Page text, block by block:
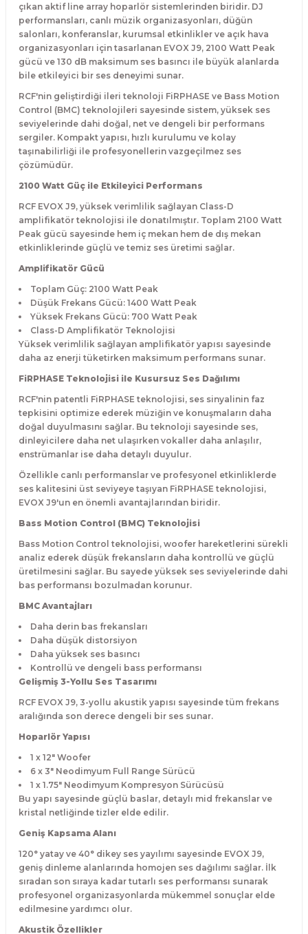
çıkan aktif line array hoparlör sistemlerinden biridir. DJ
performansları, canlı müzik organizasyonları, düğün
salonları, konferanslar, kurumsal etkinlikler ve açık hava
organizasyonları için tasarlanan EVOX J9, 2100 Watt Peak
gücü ve 130 dB maksimum ses basıncı ile büyük alanlarda
bile etkileyici bir ses deneyimi sunar.
RCF'nin geliştirdiği ileri teknoloji FiRPHASE ve Bass Motion
Control (BMC) teknolojileri sayesinde sistem, yüksek ses
seviyelerinde dahi doğal, net ve dengeli bir performans
sergiler. Kompakt yapısı, hızlı kurulumu ve kolay
taşınabilirliği ile profesyonellerin vazgeçilmez ses
çözümüdür.
2100 Watt Güç ile Etkileyici Performans
RCF EVOX J9, yüksek verimlilik sağlayan Class-D
amplifikatör teknolojisi ile donatılmıştır. Toplam 2100 Watt
Peak gücü sayesinde hem iç mekan hem de dış mekan
etkinliklerinde güçlü ve temiz ses üretimi sağlar.
Amplifikatör Gücü
Toplam Güç: 2100 Watt Peak
Düşük Frekans Gücü: 1400 Watt Peak
Yüksek Frekans Gücü: 700 Watt Peak
Class-D Amplifikatör Teknolojisi
Yüksek verimlilik sağlayan amplifikatör yapısı sayesinde
daha az enerji tüketirken maksimum performans sunar.
FiRPHASE Teknolojisi ile Kusursuz Ses Dağılımı
RCF'nin patentli FiRPHASE teknolojisi, ses sinyalinin faz
tepkisini optimize ederek müziğin ve konuşmaların daha
doğal duyulmasını sağlar. Bu teknoloji sayesinde ses,
dinleyicilere daha net ulaşırken vokaller daha anlaşılır,
enstrümanlar ise daha detaylı duyulur.
Özellikle canlı performanslar ve profesyonel etkinliklerde
ses kalitesini üst seviyeye taşıyan FiRPHASE teknolojisi,
EVOX J9'un en önemli avantajlarından biridir.
Bass Motion Control (BMC) Teknolojisi
Bass Motion Control teknolojisi, woofer hareketlerini sürekli
analiz ederek düşük frekansların daha kontrollü ve güçlü
üretilmesini sağlar. Bu sayede yüksek ses seviyelerinde dahi
bas performansı bozulmadan korunur.
BMC Avantajları
Daha derin bas frekansları
Daha düşük distorsiyon
Daha yüksek ses basıncı
Kontrollü ve dengeli bass performansı
Gelişmiş 3-Yollu Ses Tasarımı
RCF EVOX J9, 3-yollu akustik yapısı sayesinde tüm frekans
aralığında son derece dengeli bir ses sunar.
Hoparlör Yapısı
1 x 12" Woofer
6 x 3" Neodimyum Full Range Sürücü
1 x 1.75" Neodimyum Kompresyon Sürücüsü
Bu yapı sayesinde güçlü baslar, detaylı mid frekanslar ve
kristal netliğinde tizler elde edilir.
Geniş Kapsama Alanı
120° yatay ve 40° dikey ses yayılımı sayesinde EVOX J9,
geniş dinleme alanlarında homojen ses dağılımı sağlar. İlk
sıradan son sıraya kadar tutarlı ses performansı sunarak
profesyonel organizasyonlarda mükemmel sonuçlar elde
edilmesine yardımcı olur.
Akustik Özellikler